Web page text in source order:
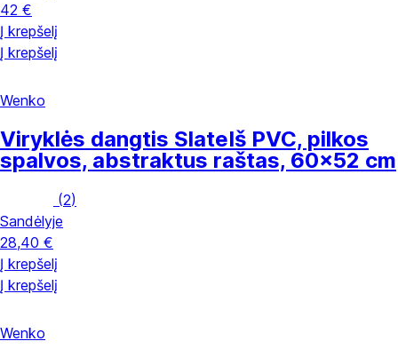
42 €
Į krepšelį
Į krepšelį
Wenko
Viryklės dangtis SlateIš PVC, pilkos
spalvos, abstraktus raštas, 60x52 cm
(2)
Sandėlyje
28,40 €
Į krepšelį
Į krepšelį
Wenko